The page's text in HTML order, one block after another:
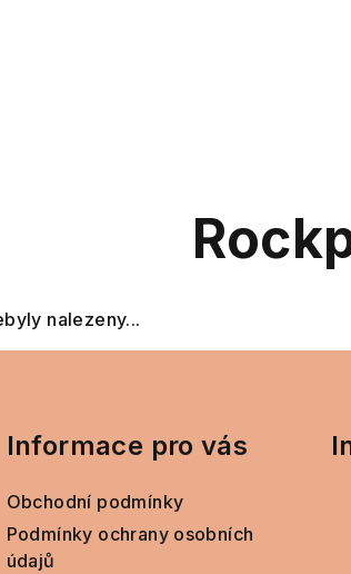
nalezeny...
Informace pro vás
Obchodní podmínky
Podmínky ochrany osobních
údajů